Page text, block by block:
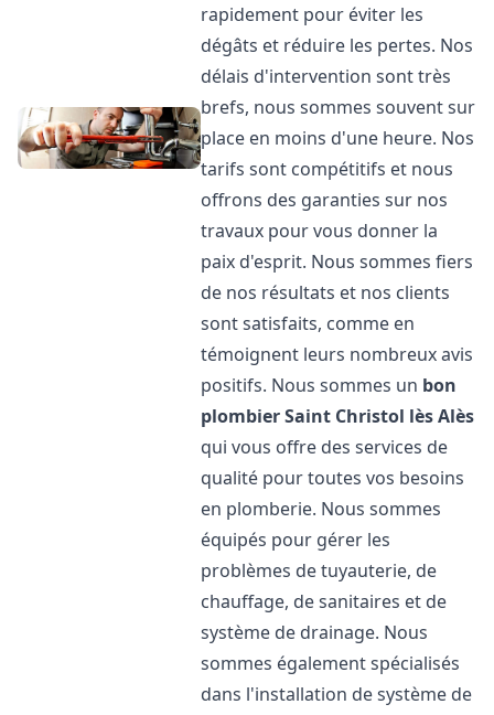
rapidement pour éviter les
dégâts et réduire les pertes. Nos
délais d'intervention sont très
brefs, nous sommes souvent sur
place en moins d'une heure. Nos
tarifs sont compétitifs et nous
offrons des garanties sur nos
travaux pour vous donner la
paix d'esprit. Nous sommes fiers
de nos résultats et nos clients
sont satisfaits, comme en
témoignent leurs nombreux avis
positifs. Nous sommes un bon
plombierSaint Christol lès Alès
qui vous offre des services de
qualité pour toutes vos besoins
en plomberie. Nous sommes
équipés pour gérer les
problèmes de tuyauterie, de
chauffage, de sanitaires et de
système de drainage. Nous
sommes également spécialisés
dans l'installation de système de